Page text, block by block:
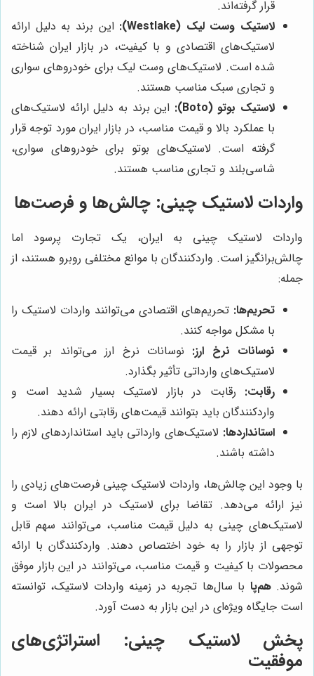
قرار گرفته‌اند.
لاستیک وست لیک (Westlake):
این برند به دلیل ارائه
لاستیک‌های اقتصادی و با کیفیت، در بازار ایران شناخته
شده است. لاستیک‌های وست لیک برای خودروهای سواری
و تجاری سبک مناسب هستند.
لاستیک بوتو (Boto):
این برند به دلیل ارائه لاستیک‌های
با عملکرد بالا و قیمت مناسب، در بازار ایران مورد توجه قرار
گرفته است. لاستیک‌های بوتو برای خودروهای سواری،
شاسی‌بلند و تجاری مناسب هستند.
واردات لاستیک چینی: چالش‌ها و فرصت‌ها
واردات لاستیک چینی به ایران، یک تجارت پرسود اما
چالش‌برانگیز است. واردکنندگان با موانع مختلفی روبرو هستند، از
جمله:
تحریم‌ها: تحریم‌های اقتصادی می‌توانند واردات لاستیک را
با مشکل مواجه کنند.
نوسانات نرخ ارز: نوسانات نرخ ارز می‌تواند بر قیمت
لاستیک‌های وارداتی تأثیر بگذارد.
رقابت: رقابت در بازار لاستیک بسیار شدید است و
واردکنندگان باید بتوانند قیمت‌های رقابتی ارائه دهند.
استانداردها: لاستیک‌های وارداتی باید استانداردهای لازم را
داشته باشند.
با وجود این چالش‌ها، واردات لاستیک چینی فرصت‌های زیادی را
نیز ارائه می‌دهد. تقاضا برای لاستیک در ایران بالا است و
لاستیک‌های چینی به دلیل قیمت مناسب، می‌توانند سهم قابل
توجهی از بازار را به خود اختصاص دهند. واردکنندگان با ارائه
محصولات با کیفیت و قیمت مناسب، می‌توانند در این بازار موفق
شوند.هم‌پا با سال‌ها تجربه در زمینه واردات لاستیک، توانسته
است جایگاه ویژه‌ای در این بازار به دست آورد.
پخش لاستیک چینی: استراتژی‌های
موفقیت